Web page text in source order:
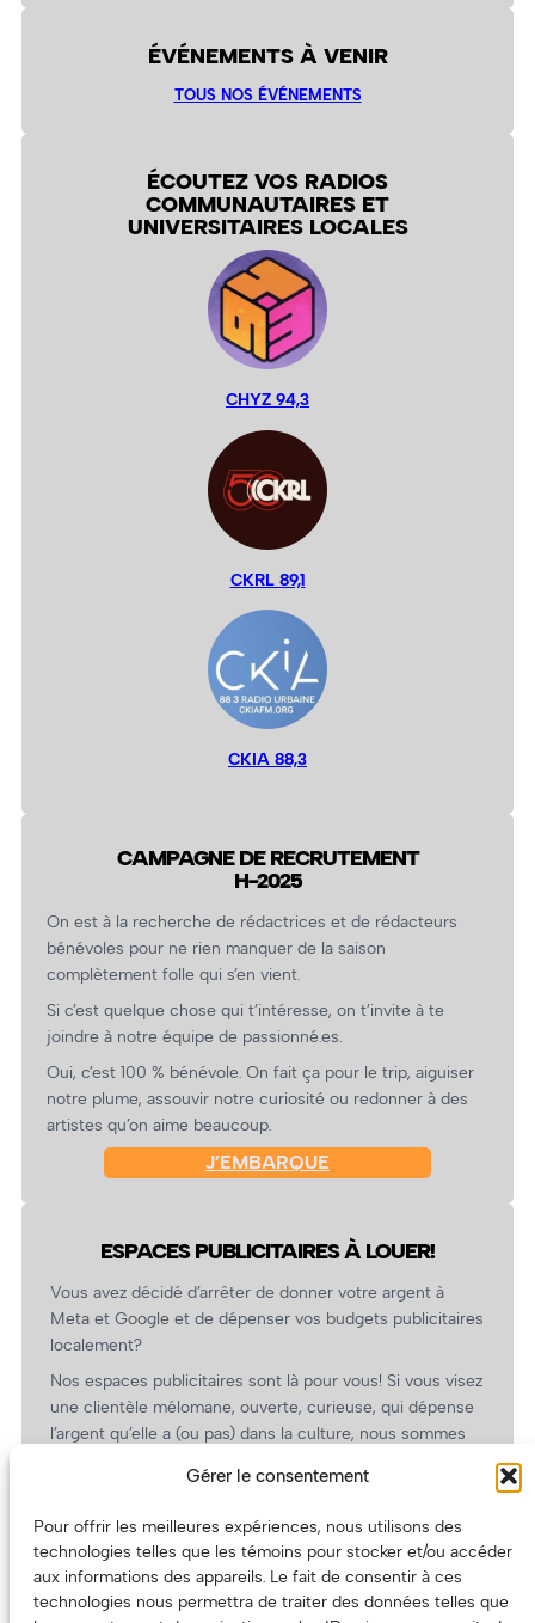
Gérer le consentement
Pour offrir les meilleures expériences, nous utilisons des
technologies telles que les témoins pour stocker et/ou accéder
aux informations des appareils. Le fait de consentir à ces
technologies nous permettra de traiter des données telles que
ÉVÉNEMENTS À VENIR
TOUS NOS ÉVÉNEMENTS
ÉCOUTEZ VOS RADIOS
COMMUNAUTAIRES ET
UNIVERSITAIRES LOCALES
CHYZ 94,3
CKRL 89,1
CKIA 88,3
CAMPAGNE DE RECRUTEMENT
H-2025
On est à la recherche de rédactrices et de rédacteurs
bénévoles pour ne rien manquer de la saison
complètement folle qui s’en vient.
Si c’est quelque chose qui t’intéresse, on t’invite à te
joindre à notre équipe de passionné.es.
Oui, c’est 100 % bénévole. On fait ça pour le trip, aiguiser
notre plume, assouvir notre curiosité ou redonner à des
artistes qu’on aime beaucoup.
J’EMBARQUE
ESPACES PUBLICITAIRES À LOUER!
Vous avez décidé d’arrêter de donner votre argent à
Meta et Google et de dépenser vos budgets publicitaires
localement?
Nos espaces publicitaires sont là pour vous! Si vous visez
une clientèle mélomane, ouverte, curieuse, qui dépense
l’argent qu’elle a (ou pas) dans la culture, nous sommes
revient.
(Oui, on va avoir des tarifs spéciaux pour vous, les
artistes!)